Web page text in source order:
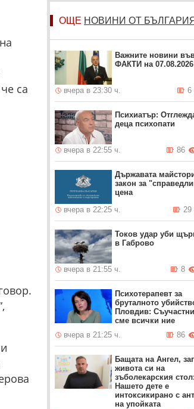
са
ОЩЕ НОВИНИ ОТ БЪЛГАРИЯ
Важните новини
ФАКТИ на 07.08.2026
вчера в 23:30 ч. 6
Психиатър:
деца психопати
вчера в 22:55 ч. 86
Държавата
закон за
цена
вчера в 22:25 ч.
29
Токов удар уби
в Габрово
вчера в 21:55 ч. 8
Психотерапевт за
бруталното
Пловдив:
сме всички ние
вчера в 21:25 ч.
86
Бащата на Ангел,
живота си на
зъболекарския стол:
Нашето дете е
интоксикирано с
на упойката